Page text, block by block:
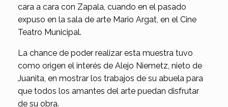
cara a cara con Zapala, cuando en el pasado
expuso en la sala de arte Mario Argat, en el Cine
Teatro Municipal.
La chance de poder realizar esta muestra tuvo
como origen el interés de Alejo Niemetz, nieto de
Juanita, en mostrar los trabajos de su abuela para
que todos los amantes del arte puedan disfrutar
de su obra.